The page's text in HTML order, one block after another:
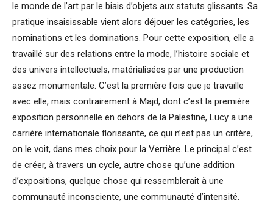
le monde de l’art par le biais d’objets aux statuts glissants. Sa
pratique insaisissable vient alors déjouer les catégories, les
nominations et les dominations. Pour cette exposition, elle a
travaillé sur des relations entre la mode, l’histoire sociale et
des univers intellectuels, matérialisées par une production
assez monumentale. C’est la première fois que je travaille
avec elle, mais contrairement à Majd, dont c’est la première
exposition personnelle en dehors de la Palestine, Lucy a une
carrière internationale florissante, ce qui n’est pas un critère,
on le voit, dans mes choix pour la Verrière. Le principal c’est
de créer, à travers un cycle, autre chose qu’une addition
d’expositions, quelque chose qui ressemblerait à une
communauté inconsciente, une communauté d’intensité.